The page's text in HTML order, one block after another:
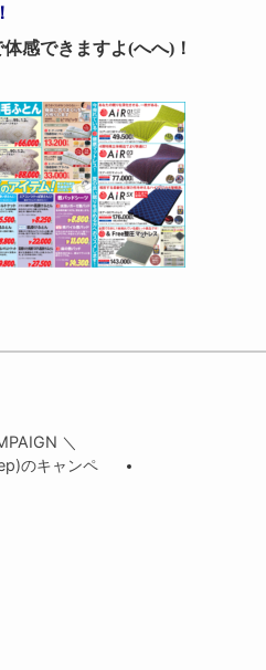
感できますよ(へへ)！
＼
のキャンペ